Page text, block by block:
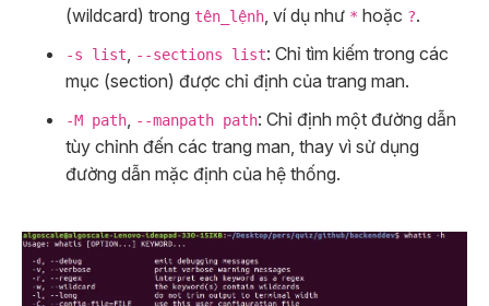
(wildcard) trong tên_lệnh, ví dụ như * hoặc ?.
-s list, --sections list: Chỉ tìm kiếm trong các
mục (section) được chỉ định của trang man.
-M path, --manpath path: Chỉ định một đường dẫn
tùy chỉnh đến các trang man, thay vì sử dụng
đường dẫn mặc định của hệ thống.